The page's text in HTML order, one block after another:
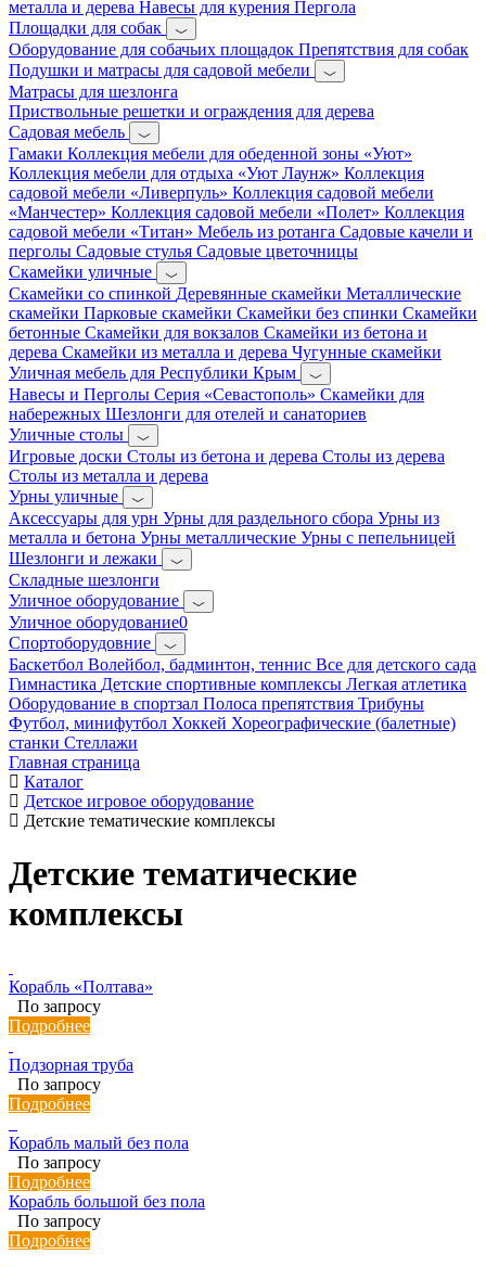
металла и дерева Навесы для курения Пергола
Площадки для собак
Оборудование для собачьих площадок Препятствия для собак
Подушки и матрасы для садовой мебели
Матрасы для шезлонга
Приствольные решетки и ограждения для дерева
Садовая мебель
Гамаки Коллекция мебели для обеденной зоны «Уют»
Коллекция мебели для отдыха «Уют Лаунж» Коллекция
садовой мебели «Ливерпуль» Коллекция садовой мебели
«Манчестер» Коллекция садовой мебели «Полет» Коллекция
садовой мебели «Титан» Мебель из ротанга Садовые качели и
перголы Садовые стулья Садовые цветочницы
Скамейки уличные
Скамейки со спинкой Деревянные скамейки Металлические
скамейки Парковые скамейки Скамейки без спинки Скамейки
бетонные Скамейки для вокзалов Скамейки из бетона и
дерева Скамейки из металла и дерева Чугунные скамейки
Уличная мебель для Республики Крым
Навесы и Перголы Серия «Севастополь» Скамейки для
набережных Шезлонги для отелей и санаториев
Уличные столы
Игровые доски Столы из бетона и дерева Столы из дерева
Столы из металла и дерева
Урны уличные
Аксессуары для урн Урны для раздельного сбора Урны из
металла и бетона Урны металлические Урны с пепельницей
Шезлонги и лежаки
Складные шезлонги
Уличное оборудование
Уличное оборудование0
Спортоборудовние
Баскетбол Волейбол, бадминтон, теннис Все для детского сада
Гимнастика Детские спортивные комплексы Легкая атлетика
Оборудование в спортзал Полоса препятствия Трибуны
Футбол, минифутбол Хоккей Хореографические (балетные)
станки Стеллажи
Главная страница
Каталог
Детское игровое оборудование
Детские тематические комплексы
Детские тематические
комплексы
Корабль «Полтава»
По запросу
Подробнее
Подзорная труба
По запросу
Подробнее
Корабль малый без пола
По запросу
Подробнее
Корабль большой без пола
По запросу
Подробнее